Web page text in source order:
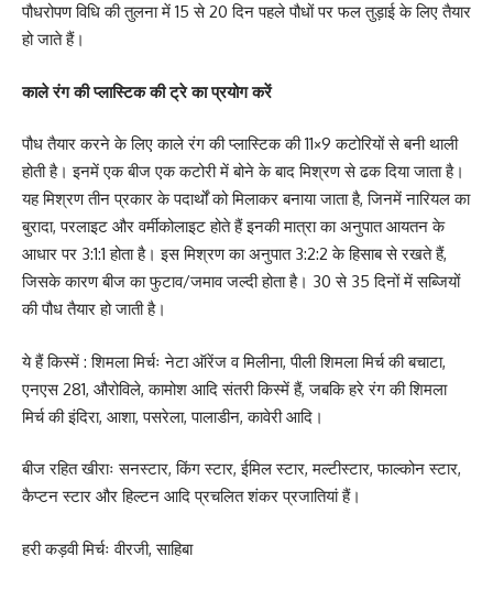
पौधरोपण विधि की तुलना में 15 से 20 दिन पहले पौधों पर फल तुड़ाई के लिए तैयार
हो जाते हैं।
काले रंग की प्लास्टिक की ट्रे का प्रयोग करें
पौध तैयार करने के लिए काले रंग की प्लास्टिक की 11×9 कटोरियों से बनी थाली
होती है। इनमें एक बीज एक कटोरी में बोने के बाद मिश्रण से ढक दिया जाता है।
यह मिश्रण तीन प्रकार के पदार्थों को मिलाकर बनाया जाता है, जिनमें नारियल का
बुरादा, परलाइट और वर्मीकोलाइट होते हैं इनकी मात्रा का अनुपात आयतन के
आधार पर 3:1:1 होता है। इस मिश्रण का अनुपात 3:2:2 के हिसाब से रखते हैं,
जिसके कारण बीज का फुटाव/जमाव जल्दी होता है। 30 से 35 दिनों में सब्जियों
की पौध तैयार हो जाती है।
ये हैं किस्में : शिमला मिर्चः नेटा ऑरेंज व मिलीना, पीली शिमला मिर्च की बचाटा,
एनएस 281, औरोविले, कामोश आदि संतरी किस्में हैं, जबकि हरे रंग की शिमला
मिर्च की इंदिरा, आशा, पसरेला, पालाडीन, कावेरी आदि।
बीज रहित खीराः सनस्टार, किंग स्टार, ईमिल स्टार, मल्टीस्टार, फाल्कोन स्टार,
कैप्टन स्टार और हिल्टन आदि प्रचलित शंकर प्रजातियां हैं।
हरी कड़वी मिर्चः वीरजी, साहिबा